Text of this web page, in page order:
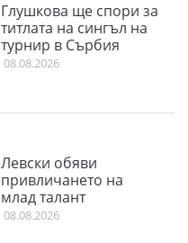
Глушкова ще спори за
титлата на сингъл на
турнир в Сърбия
08.08.2026
Левски обяви
привличането на
млад талант
08.08.2026